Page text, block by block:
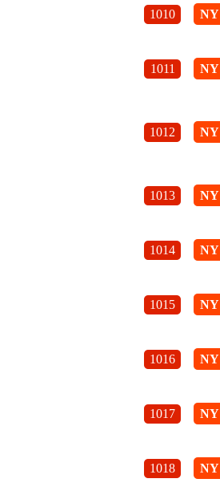
1010 NY
1011 NY
1012 NY
1013 NY
1014 NY
1015 NY
1016 NY
1017 NY
1018 NY